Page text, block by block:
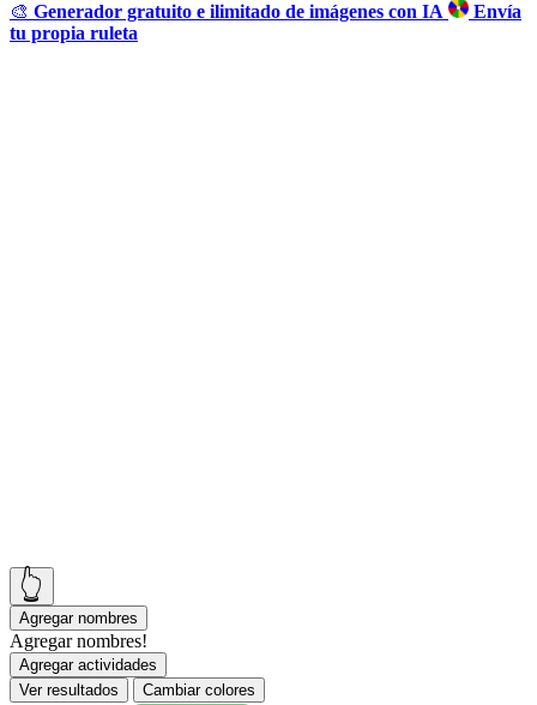
🎨 Generador gratuito e ilimitado de imágenes con IA
Envía
tu propia ruleta
👆
Agregar nombres
Agregar nombres!
Agregar actividades
Ver resultados
Cambiar colores